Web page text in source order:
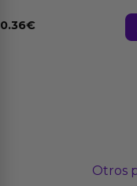
0.36€
Otros